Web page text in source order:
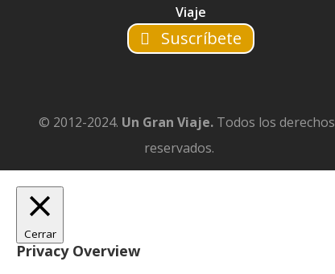
Viaje
Suscríbete
© 2012-2024. Un Gran Viaje. Todos los derechos
reservados.
Cerrar
Privacy Overview